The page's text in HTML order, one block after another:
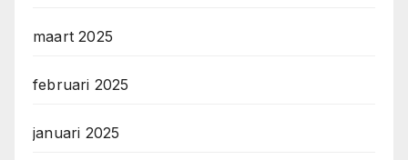
maart 2025
februari 2025
januari 2025